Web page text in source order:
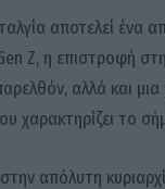
αποτελεί
Z, η επιστροφή
αλλά και
χαρακτηρίζει το
απόλυτη